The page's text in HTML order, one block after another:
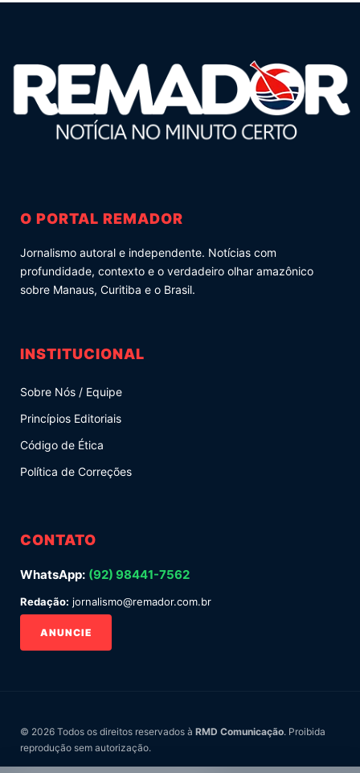
O PORTAL REMADOR
Jornalismo autoral e independente. Notícias com
profundidade, contexto e o verdadeiro olhar amazônico
sobre Manaus, Curitiba e o Brasil.
INSTITUCIONAL
Sobre Nós / Equipe
Princípios Editoriais
Código de Ética
Política de Correções
CONTATO
WhatsApp: (92) 98441-7562
Redação: jornalismo@remador.com.br
ANUNCIE
© 2026 Todos os direitos reservados à RMD Comunicação. Proibida
reprodução sem autorização.